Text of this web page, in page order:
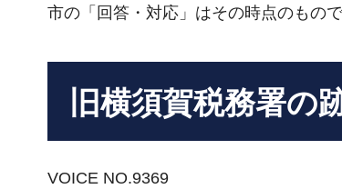
市の「回答・対応」はその時点のもの
旧横須賀税務署の
VOICE NO.9369